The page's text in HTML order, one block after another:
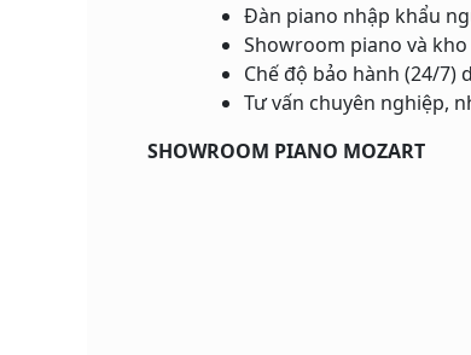
Đàn piano nhập khẩu
Showroom piano và
Chế độ bảo hành (24/7)
Tư vấn chuyên nghiệp,
SHOWROOM PIANO MOZART